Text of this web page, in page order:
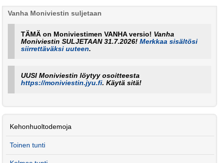
Vanha Moniviestin suljetaan
TÄMÄ on Moniviestimen VANHA versio! Vanha
Moniviestin SULJETAAN 31.7.2026!Merkkaa sisältösi
siirrettäväksi uuteen.
UUSI Moniviestin löytyy osoitteesta
https://moniviestin.jyu.fi. Käytä sitä!
Kehonhuoltodemoja
Toinen tunti